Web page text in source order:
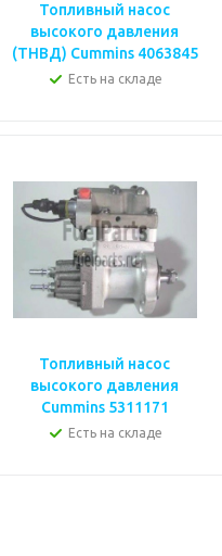
Топливный насос
высокого давления
(ТНВД) Cummins 4063845
Есть на складе
Топливный насос
высокого давления
Cummins 5311171
Есть на складе